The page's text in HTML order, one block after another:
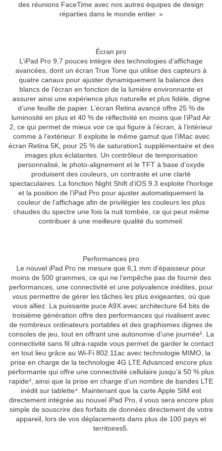
des réunions FaceTime avec nos autres équipes de design
réparties dans le monde entier. »
Écran pro
L’iPad Pro 9,7 pouces intègre des technologies d’affichage
avancées, dont un écran True Tone qui utilise des capteurs à
quatre canaux pour ajuster dynamiquement la balance des
blancs de l’écran en fonction de la lumière environnante et
assurer ainsi une expérience plus naturelle et plus fidèle, digne
d’une feuille de papier. L’écran Retina avancé offre 25 % de
luminosité en plus et 40 % de réflectivité en moins que l’iPad Air
2, ce qui permet de mieux voir ce qui figure à l’écran, à l’intérieur
comme à l’extérieur. Il exploite le même gamut que l’iMac avec
écran Retina 5K, pour 25 % de saturation1 supplémentaire et des
images plus éclatantes. Un contrôleur de temporisation
personnalisé, le photo-alignement et le TFT à base d’oxyde
produisent des couleurs, un contraste et une clarté
spectaculaires. La fonction Night Shift d’iOS 9.3 exploite l’horloge
et la position de l’iPad Pro pour ajuster automatiquement la
couleur de l’affichage afin de privilégier les couleurs les plus
chaudes du spectre une fois la nuit tombée, ce qui peut même
contribuer à une meilleure qualité du sommeil.
Performances pro
Le nouvel iPad Pro ne mesure que 6,1 mm d’épaisseur pour
moins de 500 grammes, ce qui ne l’empêche pas de fournir des
performances, une connectivité et une polyvalence inédites, pour
vous permettre de gérer les tâches les plus exigeantes, où que
vous alliez. La puissante puce A9X avec architecture 64 bits de
troisième génération offre des performances qui rivalisent avec
de nombreux ordinateurs portables et des graphismes dignes de
consoles de jeu, tout en offrant une autonomie d’une journée². La
connectivité sans fil ultra-rapide vous permet de garder le contact
en tout lieu grâce au Wi-Fi 802.11ac avec technologie MIMO, la
prise en charge de la technologie 4G LTE Advanced encore plus
performante qui offre une connectivité cellulaire jusqu’à 50 % plus
rapide³, ainsi que la prise en charge d’un nombre de bandes LTE
inédit sur tablette⁴. Maintenant que la carte Apple SIM est
directement intégrée au nouvel iPad Pro, il vous sera encore plus
simple de souscrire des forfaits de données directement de votre
appareil, lors de vos déplacements dans plus de 100 pays et
territoires5.